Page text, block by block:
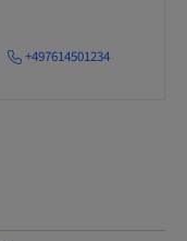
+497614501234